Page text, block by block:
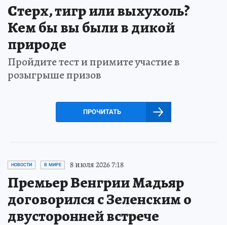
Стерх, тигр или выхухоль?
Кем бы вы были в дикой
природе
Пройдите тест и примите участие в
розыгрыше призов
ПРОЧИТАТЬ
НОВОСТИ В МИРЕ 8 июля 2026 7:18
Премьер Венгрии Мадьяр
договорился с Зеленским о
двусторонней встрече